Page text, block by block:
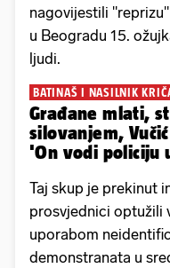
nagovijestili
u Beogradu 15.
ljudi.
BATINAŠ I NASILNIK
Građane mlati,
silovanjem,
'On vodi policiju
Taj skup je prekinut
prosvjednici optužili
uporabom
demonstranata u